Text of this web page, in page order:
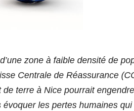
zone à faible densité de
Centrale de Réassurance
de terre à Nice pourrait
évoquer les pertes humaines